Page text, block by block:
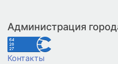
Администрация
Контакты